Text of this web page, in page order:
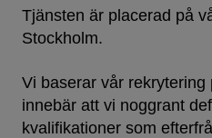
Tjänsten är placerad på
Stockholm.
Vi baserar vår rekrytering
innebär att vi noggrant
kvalifikationer som